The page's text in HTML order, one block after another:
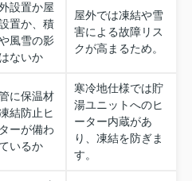
設置か屋
置か、積
風雪の影
ないか
屋外では凍結や雪
害による故障リス
クが高まるため。
に保温材
結防止ヒ
ーが備わ
いるか
寒冷地仕様では貯
湯ユニットへのヒ
ーター内蔵があ
り、凍結を防ぎま
す。